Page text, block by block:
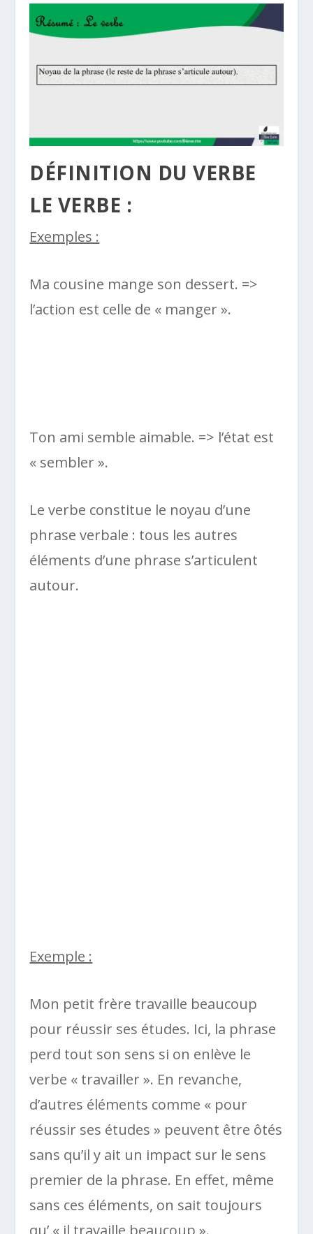
DÉFINITION DU VERBE
LE VERBE :
Exemples :
Ma cousine mange son dessert. =>
l’action est celle de « manger ».
Ton ami semble aimable. => l’état est
« sembler ».
Le verbe constitue le noyau d’une
phrase verbale : tous les autres
éléments d’une phrase s’articulent
autour.
Exemple :
Mon petit frère travaille beaucoup
pour réussir ses études. Ici, la phrase
perd tout son sens si on enlève le
verbe « travailler ». En revanche,
d’autres éléments comme « pour
réussir ses études » peuvent être ôtés
sans qu’il y ait un impact sur le sens
premier de la phrase. En effet, même
sans ces éléments, on sait toujours
qu’ « il travaille beaucoup ».